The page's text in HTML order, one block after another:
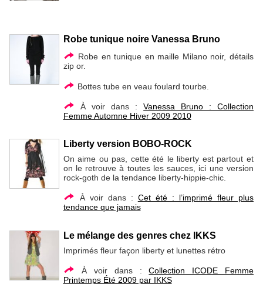
Robe tunique noire Vanessa Bruno
Robe en tunique en maille Milano noir, détails
zip or.
Bottes tube en veau foulard tourbe.
À voir dans :Vanessa Bruno : Collection
Femme Automne Hiver 2009 2010
Liberty version BOBO-ROCK
On aime ou pas, cette été le liberty est partout et
on le retrouve à toutes les sauces, ici une version
rock-goth de la tendance liberty-hippie-chic.
À voir dans : Cet été : l’imprimé fleur plus
tendance que jamais
Le mélange des genres chez IKKS
Imprimés fleur façon liberty et lunettes rétro
À voir dans :Collection ICODE Femme
Printemps Été 2009 par IKKS